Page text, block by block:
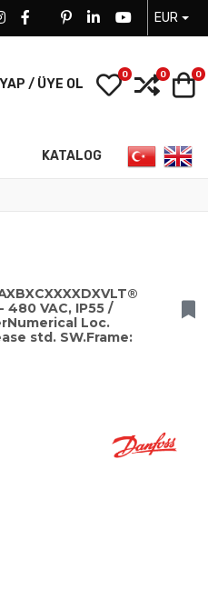
FACEBOOK SOCIAL LINK
FACEBOOK SOCIAL LINK
TWITTER SOCIAL LINK
PINTEREST SOCIAL LINK
LINKEDIN SOCIAL
YOUTUBE
EUR
/ ÜYE OL My Wishlist
0 0 0
KATALOG Dilinizi seçin
480 VAC, IP55 /
Loc.
std. SW.Frame: